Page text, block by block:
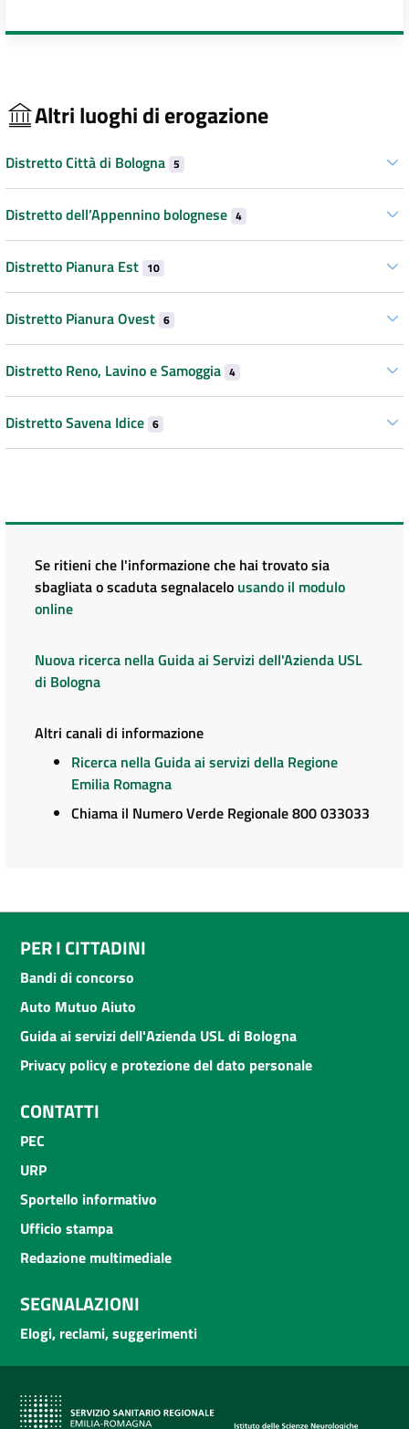
Altri luoghi di erogazione
Distretto Città di Bologna 5
Distretto dell’Appennino bolognese 4
Distretto Pianura Est 10
Distretto Pianura Ovest 6
Distretto Reno, Lavino e Samoggia 4
Distretto Savena Idice 6
Se ritieni che l'informazione che hai trovato sia
sbagliata o scaduta segnalacelo usando il modulo
online
Nuova ricerca nella Guida ai Servizi dell'Azienda USL
di Bologna
Altri canali di informazione
Ricerca nella Guida ai servizi della Regione
Emilia Romagna
Chiama il Numero Verde Regionale 800 033033
PER I CITTADINI
Bandi di concorso
Auto Mutuo Aiuto
Guida ai servizi dell'Azienda USL di Bologna
Privacy policy e protezione del dato personale
CONTATTI
PEC
URP
Sportello informativo
Ufficio stampa
Redazione multimediale
SEGNALAZIONI
Elogi, reclami, suggerimenti